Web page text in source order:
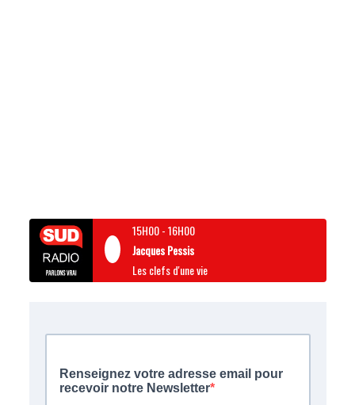
15H00-16H00
Jacques Pessis
Les clefs d'une vie